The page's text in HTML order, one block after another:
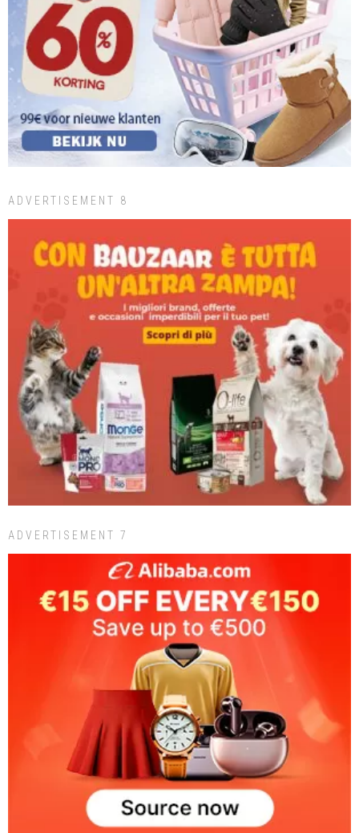
ADVERTISEMENT 8
ADVERTISEMENT 7